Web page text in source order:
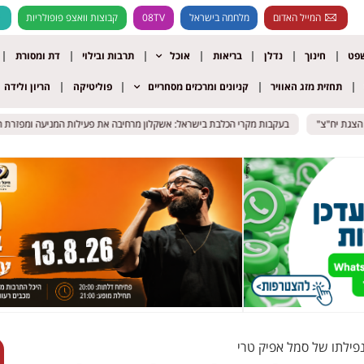
המייל האדום מלחמה בישראל 08TV קבוצות וואצפ פופולריות
חינוך נדלן בריאות אוכל תרבות ובילוי דת ומסורת
תחזית מזג האוויר קניונים ומרכזים מסחריים פוליטיקה הריון ולידה
בעקבות מקרי הכלבת בישראל: אשקלון מרחיבה את פעילות המניעה ומפזרת
בעקבות מקרי הכלבת בישראל: אשקלון מרחיבה את פעילות המניעה ומפזרת
של סמל אפיק טרי